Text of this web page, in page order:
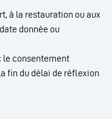
à la restauration ou aux
donnée ou
le consentement
fin du délai de réflexion